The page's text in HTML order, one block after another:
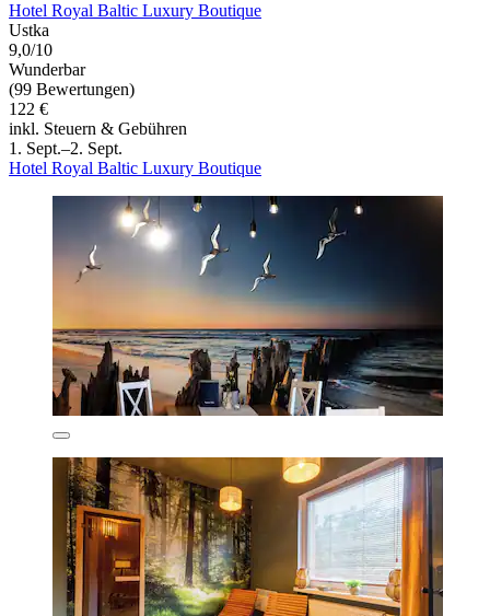
Hotel Royal Baltic Luxury Boutique
Ustka
9,0/10
Wunderbar
(99 Bewertungen)
122 €
inkl. Steuern & Gebühren
1. Sept.–2. Sept.
Hotel Royal Baltic Luxury Boutique